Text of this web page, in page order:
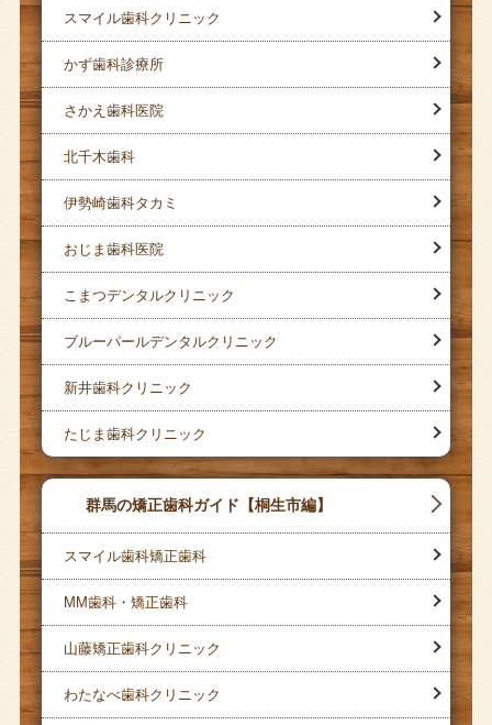
スマイル歯科クリニック
かず歯科診療所
さかえ歯科医院
北千木歯科
伊勢崎歯科タカミ
おじま歯科医院
こまつデンタルクリニック
ブルーパールデンタルクリニック
新井歯科クリニック
たじま歯科クリニック
群馬の矯正歯科ガイド【桐生市編】
スマイル歯科矯正歯科
MM歯科・矯正歯科
山藤矯正歯科クリニック
わたなべ歯科クリニック